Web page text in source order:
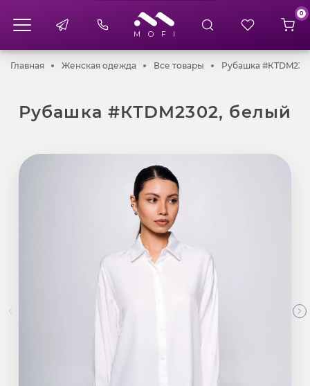
0
ГлавнаяГлавнаяЖенская одежда Женская одежда
Все товары Все товары
Рубашка
Рубашка #КТDM2302, белый